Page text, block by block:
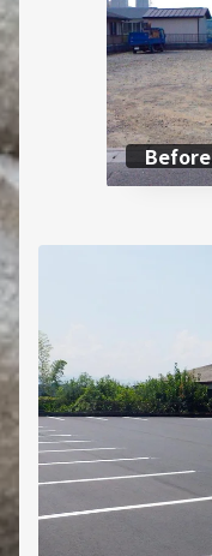
Before